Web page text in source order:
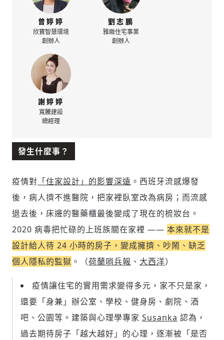
曾婷婷
欣寶智慧環境
創辦人
劉志鵬
雅緻住宅事業
創辦人
謝婷婷
寬騰建設
總經理
發生什麼事？
疫情對 「住家設計」的影響深遠 。西班牙流感爆發
後，病人擠不進醫院，把家裡臥室改為病房；而流感
退去後，床邊的醫藥櫃最後變成了現在的梳妝台。
2020 病毒把忙碌的上班族關在家裡 —— 本來就不是
設計給人待 24 小時的房子，變成擁擠、吵鬧、缺乏
個人隱私的監獄 。（荷蘭哨兵報 、 大西洋）
疫情讓住宅的實用需求變得多元，家不只是家，
還要「身兼」辦公室、學校、健身房、劇院、酒
吧、公園等。建築與心理學專家 Susanka 認為，
過去期待房子「越大越好」的心理，逐漸被「是否